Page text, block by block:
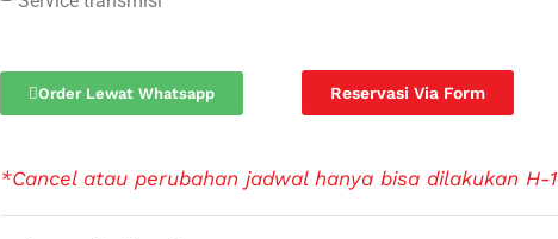
Order Lewat Whatsapp Reservasi Via Form
*Cancel atau perubahan jadwal hanya bisa dilakukan H-1